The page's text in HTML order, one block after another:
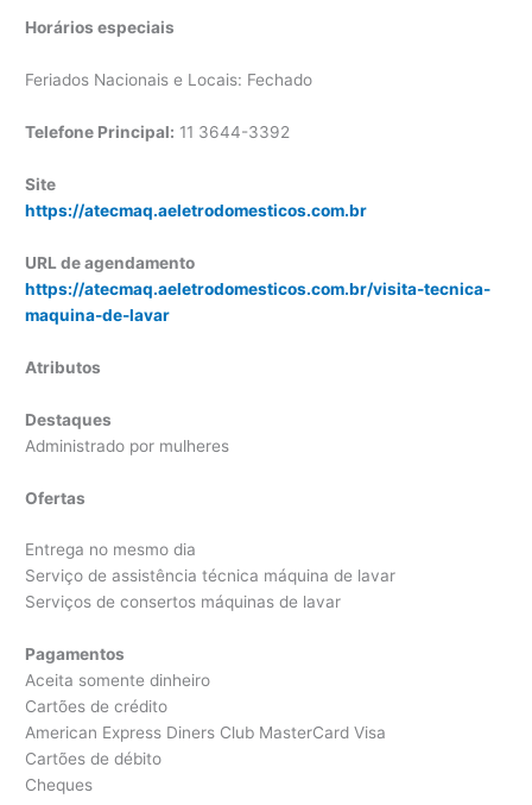
Horários especiais
Feriados Nacionais e Locais: Fechado
Telefone Principal: 11 3644-3392
Site
https://atecmaq.aeletrodomesticos.com.br
URL de agendamento
https://atecmaq.aeletrodomesticos.com.br/visita-tecnica-
maquina-de-lavar
Atributos
Destaques
Administrado por mulheres
Ofertas
Entrega no mesmo dia
Serviço de assistência técnica máquina de lavar
Serviços de consertos máquinas de lavar
Pagamentos
Aceita somente dinheiro
Cartões de crédito
American Express Diners Club MasterCard Visa
Cartões de débito
Cheques